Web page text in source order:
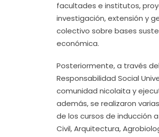
facultades e institutos,
investigación, extensión y
colectivo sobre bases
económica.
Posteriormente, a través
Responsabilidad Social
comunidad nicolaita y
además, se realizaron
de los cursos de inducción
Civil, Arquitectura,